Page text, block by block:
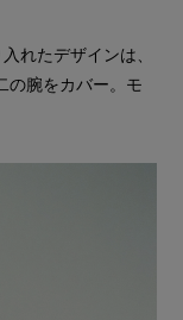
れたデザインは、
の腕をカバー。モ